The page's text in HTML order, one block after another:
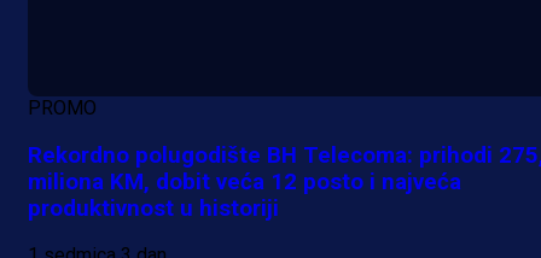
PROMO
Rekordno polugodište BH Telecoma: prihodi
miliona KM, dobit veća 12 posto i najveća
produktivnost u historiji